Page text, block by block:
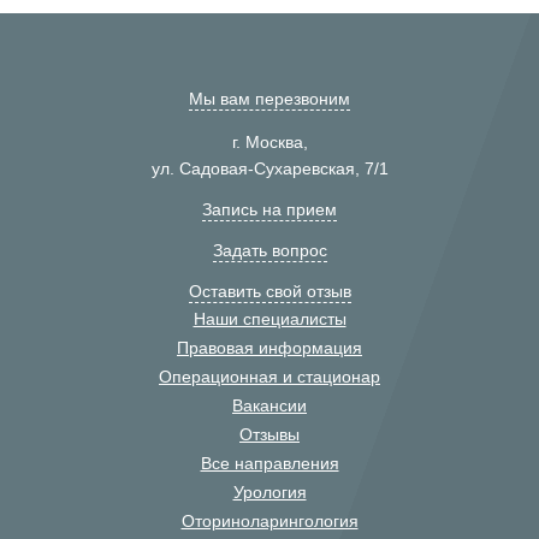
Мы вам перезвоним
г. Москва,
ул. Садовая-Сухаревская, 7/1
Запись на прием
Задать вопрос
Оставить свой отзыв
Наши специалисты
Правовая информация
Операционная и стационар
Вакансии
Отзывы
Все направления
Урология
Оториноларингология